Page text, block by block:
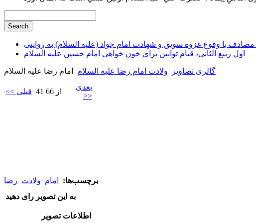
با وقوع غزوه سویق و شهادت امام جواد (علیه السلام) به روایتی
اول ربیع الثانی، قیام توابین برای خون خواهی امام حسین علیه السلام
گالری تصاویر ولادت امام رضا علیه السلام امام رضا علیه السلام
<< قبلی 41 از 66
بعدی
>>
برچسب‌ها:
امام ولادت رضا
به این تصویر رای دهید
اطلاعات تصویر